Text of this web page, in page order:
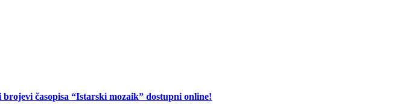
brojevi časopisa “Istarski mozaik” dostupni online!